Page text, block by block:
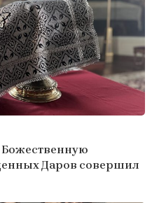
Даров совершил